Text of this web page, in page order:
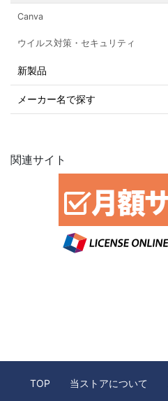
Canva
ウイルス対策・セキュリティ
新製品
メーカー名で探す
関連サイト
TOP 当ストアについて